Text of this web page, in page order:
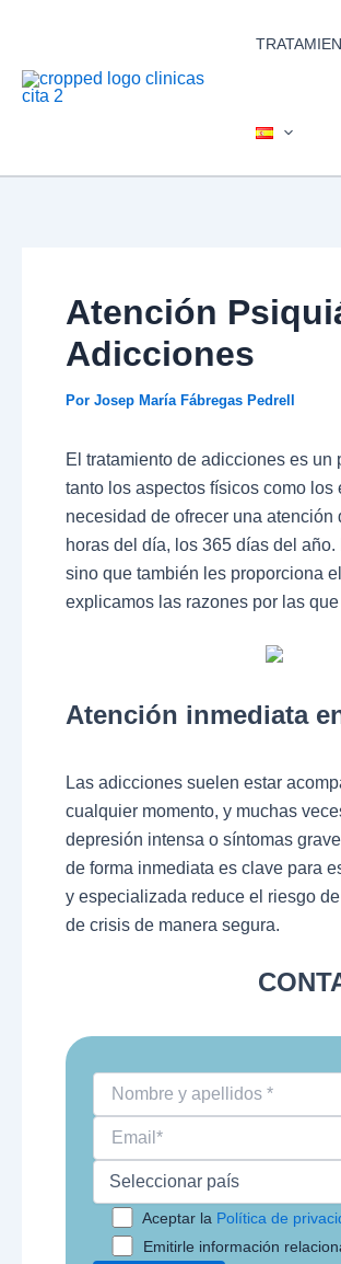
contenido
Atención
Adicciones
Por Josep María Fábregas Pedrell
El tratamiento de adicciones es
tanto los aspectos físicos como
necesidad de ofrecer una
horas del día, los 365 días del
sino que también les proporciona
explicamos las razones por las
Atención inmediata
Las adicciones suelen estar
cualquier momento, y muchas
depresión intensa o síntomas
de forma inmediata es clave para
y especializada reduce el riesgo
de crisis de manera segura.
Aceptar la Política de
Emitirle información